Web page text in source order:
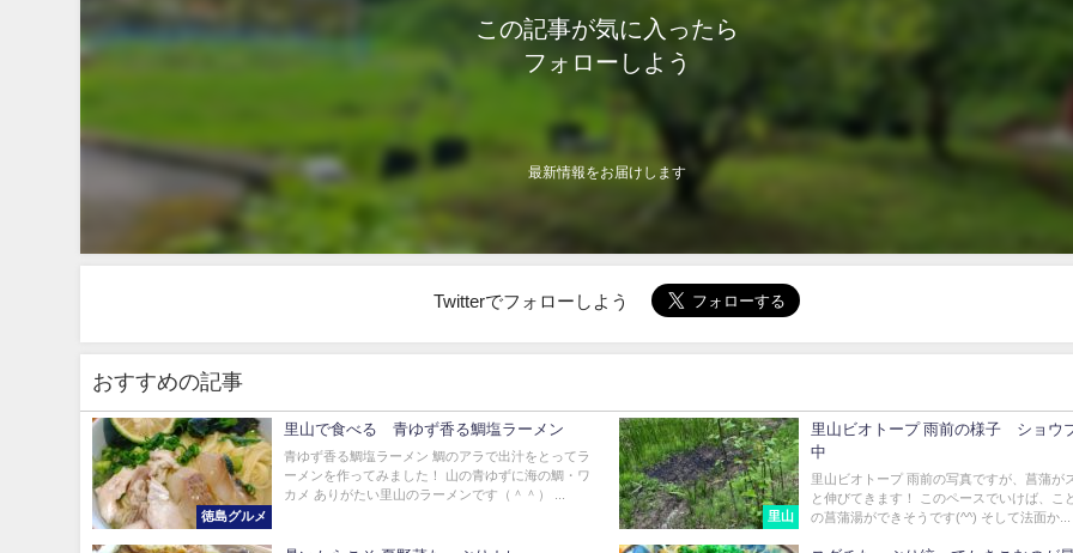
この記事が気に入ったら
フォローしよう
最新情報をお届けします
Twitterでフォローしよう
おすすめの記事
徳島グルメ
里山で食べる 青ゆず香る鯛塩ラーメン
青ゆず香る鯛塩ラーメン 鯛のアラで出汁をとってラ
ーメンを作ってみました！ 山の青ゆずに海の鯛・ワ
カメ ありがたい里山のラーメンです（＾＾） ...
里山
里山ビオトープ 雨前の様子 ショウ
中
里山ビオトープ 雨前の写真ですが、菖蒲が
と伸びてきます！ このペースでいけば、こ
の菖蒲湯ができそうです(^^) そして法面か...